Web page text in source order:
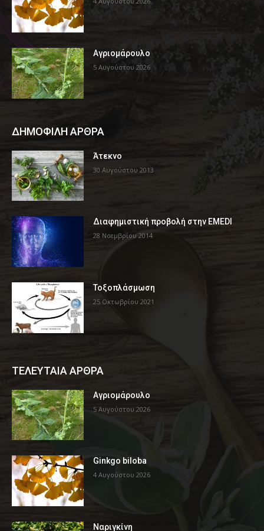
Αγριομάρουλο
5 Αυγούστου 2026
ΔΗΜΟΦΙΛΗ ΑΡΘΡΑ
Άτεκνο
30 Αυγούστου 2013
Διαφημιστική προβολή στην EMEDI
28 Νοεμβρίου 2014
Τοξοπλάσμωση
25 Οκτωβρίου 2021
ΤΕΛΕΥΤΑΙΑ ΑΡΘΡΑ
Αγριομάρουλο
5 Αυγούστου 2026
Ginkgo biloba
4 Αυγούστου 2026
Ναριγκίνη